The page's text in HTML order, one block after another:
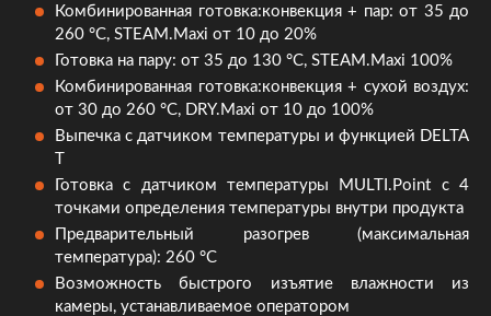
Комбинированная готовка:конвекция + пар: от 35 до
260 °C, STEAM.Maxi от 10 до 20%
Готовка на пару: от 35 до 130 °C, STEAM.Maxi 100%
Комбинированная готовка:конвекция + сухой воздух:
от 30 до 260 °C, DRY.Maxi от 10 до 100%
Выпечка с датчиком температуры и функцией DELTA
T
Готовка с датчиком температуры MULTI.Point с 4
точками определения температуры внутри продукта
Предварительный разогрев (максимальная
температура): 260 °С
Возможность быстрого изъятие влажности из
камеры, устанавливаемое оператором